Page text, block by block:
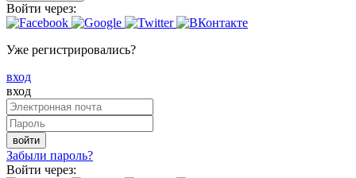
Войти через:
Уже регистрировались?
вход
вход
войти
Забыли пароль?
Войти через: